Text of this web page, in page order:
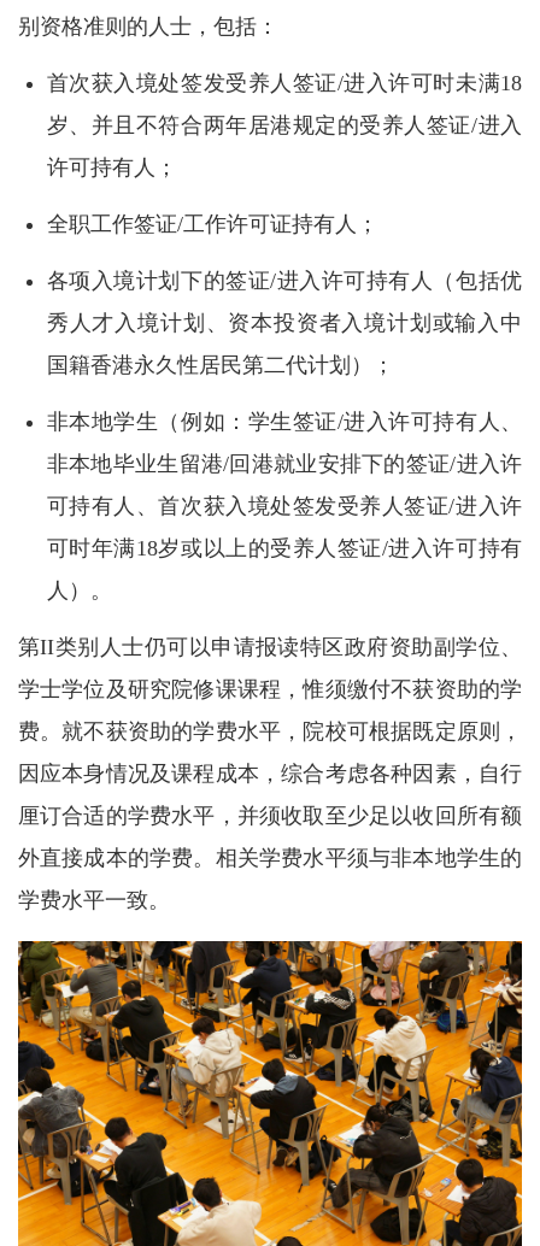
别资格准则的人士，包括：
首次获入境处签发受养人签证/进入许可时未满18
岁、并且不符合两年居港规定的受养人签证/进入
许可持有人；
全职工作签证/工作许可证持有人；
各项入境计划下的签证/进入许可持有人（包括优
秀人才入境计划、资本投资者入境计划或输入中
国籍香港永久性居民第二代计划）；
非本地学生（例如：学生签证/进入许可持有人、
非本地毕业生留港/回港就业安排下的签证/进入许
可持有人、首次获入境处签发受养人签证/进入许
可时年满18岁或以上的受养人签证/进入许可持有
人）。
第II类别人士仍可以申请报读特区政府资助副学位、
学士学位及研究院修课课程，惟须缴付不获资助的学
费。就不获资助的学费水平，院校可根据既定原则，
因应本身情况及课程成本，综合考虑各种因素，自行
厘订合适的学费水平，并须收取至少足以收回所有额
外直接成本的学费。相关学费水平须与非本地学生的
学费水平一致。